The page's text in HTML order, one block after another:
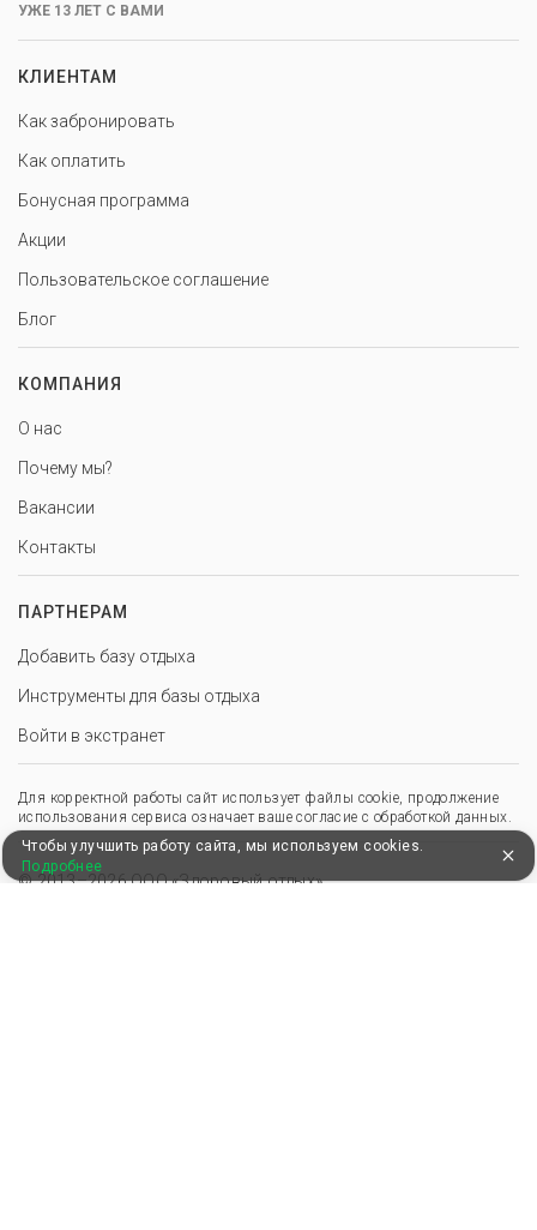
УЖЕ 13 ЛЕТ С ВАМИ
КЛИЕНТАМ
Как забронировать
Как оплатить
Бонусная программа
Акции
Пользовательское соглашение
Блог
КОМПАНИЯ
О нас
Почему мы?
Вакансии
Контакты
ПАРТНЕРАМ
Добавить базу отдыха
Инструменты для базы отдыха
Войти в экстранет
Для корректной работы сайт использует файлы cookie, продолжение
использования сервиса означает ваше согласие с обработкой данных.
© 2013–2026 ООО «Здоровый отдых»
Чтобы улучшить работу сайта, мы используем cookies.
Подробнее